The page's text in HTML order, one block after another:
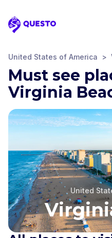
Questo
United States of America >
Must see
Virginia
United